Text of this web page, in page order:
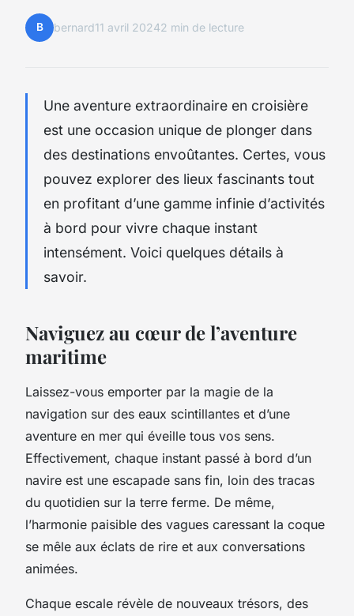
B bernard11 avril 20242 min de lecture
Une aventure extraordinaire en croisière
est une occasion unique de plonger dans
des destinations envoûtantes. Certes, vous
pouvez explorer des lieux fascinants tout
en profitant d’une gamme infinie d’activités
à bord pour vivre chaque instant
intensément. Voici quelques détails à
savoir.
Naviguez au cœur de l’aventure
maritime
Laissez-vous emporter par la magie de la
navigation sur des eaux scintillantes et d’une
aventure en mer qui éveille tous vos sens.
Effectivement, chaque instant passé à bord d’un
navire est une escapade sans fin, loin des tracas
du quotidien sur la terre ferme. De même,
l’harmonie paisible des vagues caressant la coque
se mêle aux éclats de rire et aux conversations
animées.
Chaque escale révèle de nouveaux trésors, des